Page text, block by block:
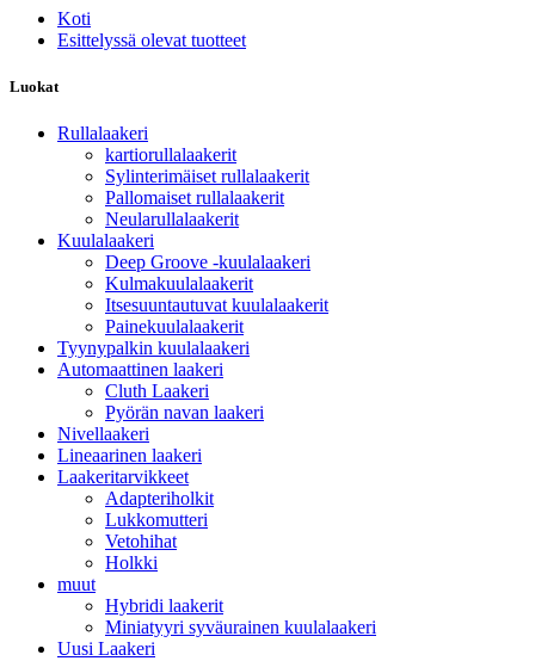
Koti
Esittelyssä olevat tuotteet
Luokat
Rullalaakeri
kartiorullalaakerit
Sylinterimäiset rullalaakerit
Pallomaiset rullalaakerit
Neularullalaakerit
Kuulalaakeri
Deep Groove -kuulalaakeri
Kulmakuulalaakerit
Itsesuuntautuvat kuulalaakerit
Painekuulalaakerit
Tyynypalkin kuulalaakeri
Automaattinen laakeri
Cluth Laakeri
Pyörän navan laakeri
Nivellaakeri
Lineaarinen laakeri
Laakeritarvikkeet
Adapteriholkit
Lukkomutteri
Vetohihat
Holkki
muut
Hybridi laakerit
Miniatyyri syväurainen kuulalaakeri
Uusi Laakeri